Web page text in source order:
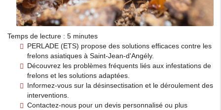
Temps de lecture : 5 minutes
PERLADE (ETS) propose des solutions efficaces contre les
frelons asiatiques à Saint-Jean-d'Angély.
Découvrez les problèmes fréquents liés aux infestations de
frelons et les solutions adaptées.
Informez-vous sur la désinsectisation et le déroulement des
interventions.
Contactez-nous pour un devis personnalisé ou plus